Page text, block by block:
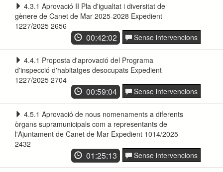
4.3.1 Aprovació II Pla d'igualtat i diversitat de
gènere de Canet de Mar 2025-2028 Expedient
1227/2025 2656
00:42:02 Sense intervencions
4.4.1 Proposta d'aprovació del Programa
d'inspecció d'habitatges desocupats Expedient
1227/2025 2704
00:59:04 Sense intervencions
4.5.1 Aprovació de nous nomenaments a diferents
òrgans supramunicipals com a representants de
l'Ajuntament de Canet de Mar Expedient 1014/2025
2432
01:25:13 Sense intervencions